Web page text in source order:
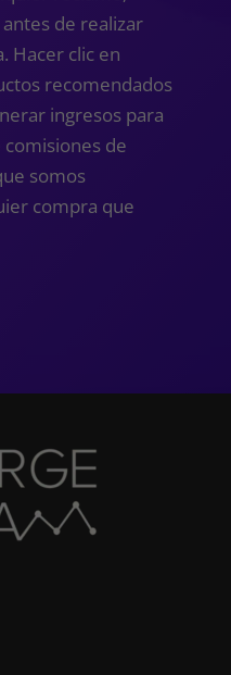
de realizar
Hacer clic en
recomendados
ingresos para
de
somos
compra que